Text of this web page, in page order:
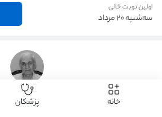
اولین نوبت خالی
سه‌شنبه 20 مرداد
دکتر جلیل نامور
تخصص چشم‌پزشکی خانه پزشکان